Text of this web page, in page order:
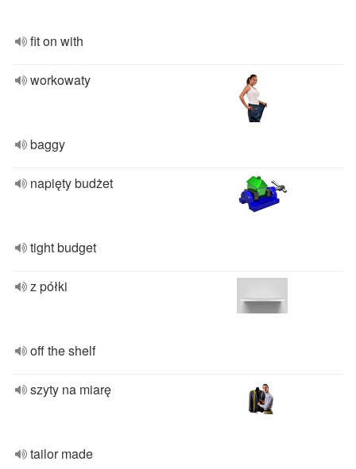
fit on with
workowaty
baggy
napięty budżet
tight budget
z półki
off the shelf
szyty na miarę
tailor made